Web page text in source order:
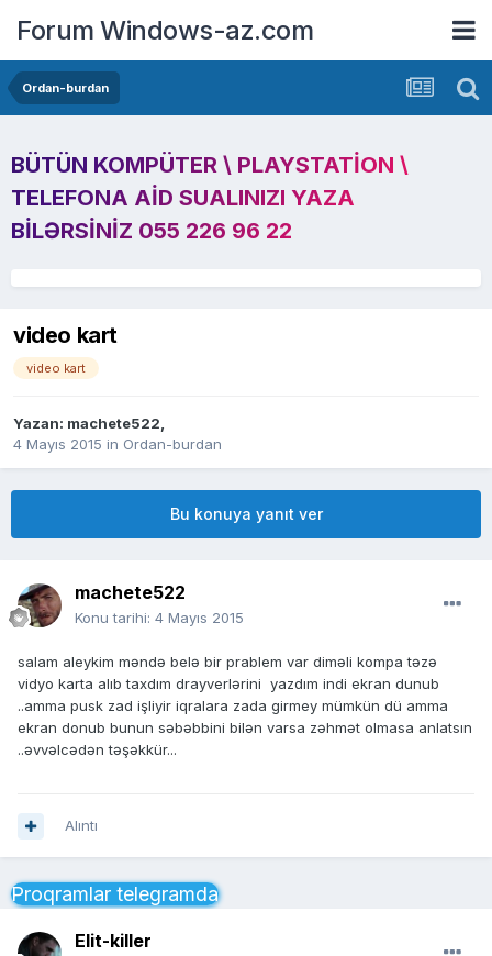
Forum Windows-az.com
Ordan-burdan
BÜTÜN KOMPÜTER \ PLAYSTATION \
TELEFONA AID SUALINIZI YAZA
BILƏRSINIZ 055 226 96 22
video kart
video kart
Yazan: machete522,
4 Mayıs 2015 in Ordan-burdan
Bu konuya yanıt ver
machete522
Konu tarihi: 4 Mayıs 2015
salam aleykim məndə belə bir prablem var diməli kompa təzə
vidyo karta alıb taxdım drayverlərini yazdım indi ekran dunub
..amma pusk zad işliyir iqralara zada girmey mümkün dü amma
ekran donub bunun səbəbbini bilən varsa zəhmət olmasa anlatsın
..əvvəlcədən təşəkkür...
Alıntı
Proqramlar telegramda
Elit-killer